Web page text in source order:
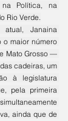
Política, na
Rio Verde.
o maior número
Mato Grosso —
cadeiras, um
à legislatura
pela primeira
ainda que de